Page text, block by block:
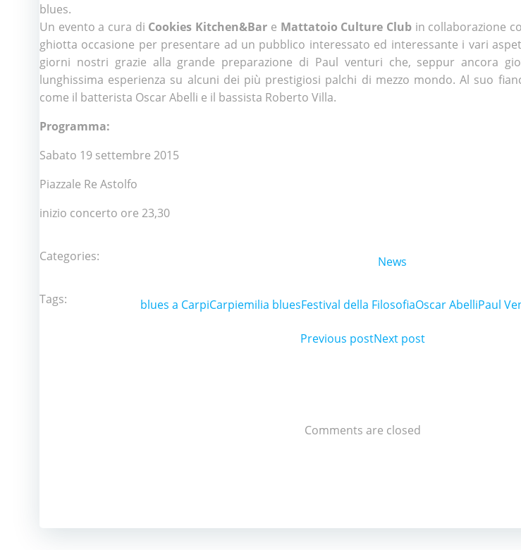
blues.
Un evento a cura di Cookies Kitchen&Bar e Mattatoio Culture Clubin collaborazione
ghiotta occasione per presentare ad un pubblico interessato ed interessante i vari
giorni nostri grazie alla grande preparazione di Paul venturi che, seppur ancora
lunghissima esperienza su alcuni dei più prestigiosi palchi di mezzo mondo. Al suo
come il batterista Oscar Abelli e il bassista Roberto Villa.
Programma:
Sabato 19 settembre 2015
Piazzale Re Astolfo
inizio concerto ore 23,30
Categories: News
Tags: blues a CarpiCarpiemilia bluesFestival della FilosofiaOscar AbelliPaul
Post
Previous postPost
Next post
Comments are closed